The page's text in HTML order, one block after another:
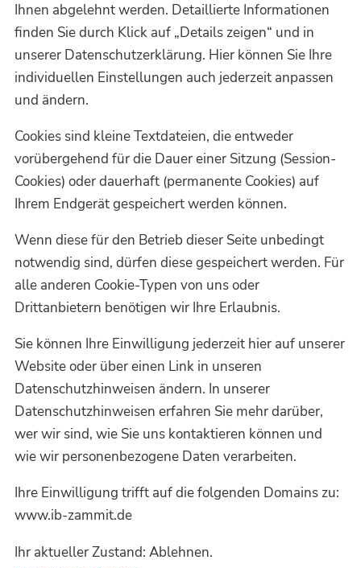
Ihnen abgelehnt werden. Detaillierte Informationen
finden Sie durch Klick auf „Details zeigen“ und in
unserer Datenschutzerklärung. Hier können Sie Ihre
individuellen Einstellungen auch jederzeit anpassen
und ändern.
Cookies sind kleine Textdateien, die entweder
vorübergehend für die Dauer einer Sitzung (Session-
Cookies) oder dauerhaft (permanente Cookies) auf
Ihrem Endgerät gespeichert werden können.
Wenn diese für den Betrieb dieser Seite unbedingt
notwendig sind, dürfen diese gespeichert werden. Für
alle anderen Cookie-Typen von uns oder
Drittanbietern benötigen wir Ihre Erlaubnis.
Sie können Ihre Einwilligung jederzeit hier auf unserer
Website oder über einen Link in unseren
Datenschutzhinweisen ändern. In unserer
Datenschutzhinweisen erfahren Sie mehr darüber,
wer wir sind, wie Sie uns kontaktieren können und
wie wir personenbezogene Daten verarbeiten.
Ihre Einwilligung trifft auf die folgenden Domains zu:
www.ib-zammit.de
Ihr aktueller Zustand: Ablehnen.